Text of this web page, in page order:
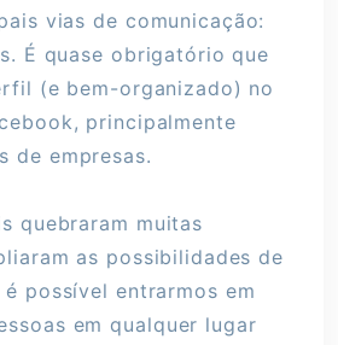
vias de comunicação:
É quase obrigatório que
(e bem-organizado) no
principalmente
de empresas.
quebraram muitas
as possibilidades de
possível entrarmos em
em qualquer lugar